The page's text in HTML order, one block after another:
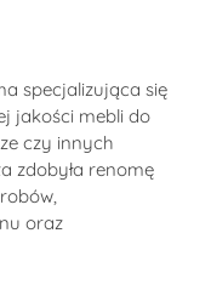
specjalizująca się
jakości mebli do
czy innych
zdobyła renomę
oraz